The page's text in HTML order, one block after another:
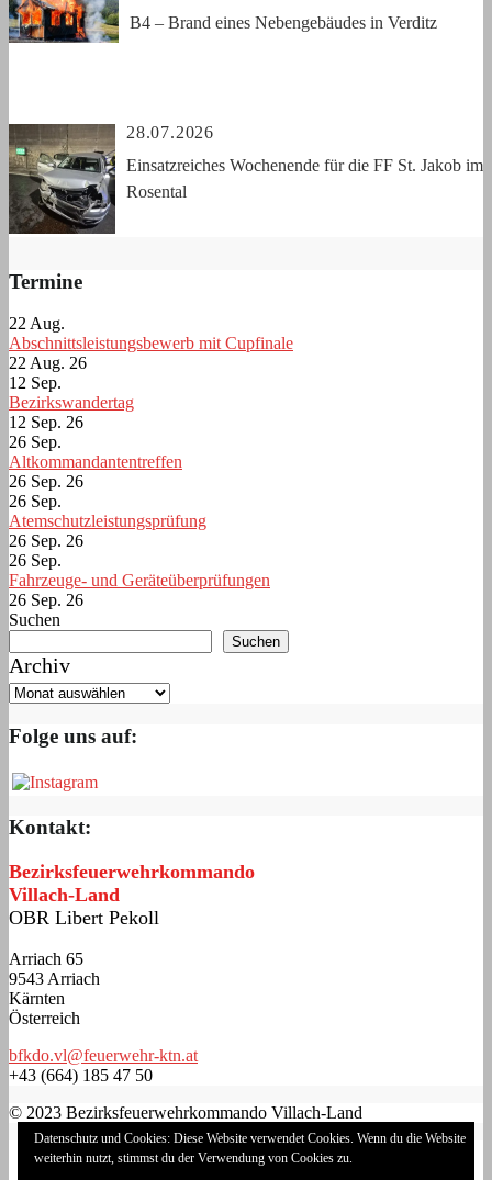
B4 – Brand eines Nebengebäudes in Verditz
28.07.2026
Einsatzreiches Wochenende für die FF St. Jakob im
Rosental
Termine
22 Aug.
Abschnittsleistungsbewerb mit Cupfinale
22 Aug. 26
12 Sep.
Bezirkswandertag
12 Sep. 26
26 Sep.
Altkommandantentreffen
26 Sep. 26
26 Sep.
Atemschutzleistungsprüfung
26 Sep. 26
26 Sep.
Fahrzeuge- und Geräteüberprüfungen
26 Sep. 26
Suchen
Suchen
Archiv
Folge uns auf:
Kontakt:
Bezirksfeuerwehrkommando
Villach-Land
OBR Libert Pekoll
Arriach 65
9543 Arriach
Kärnten
Österreich
bfkdo.vl@feuerwehr-ktn.at
+43 (664) 185 47 50
© 2023 Bezirksfeuerwehrkommando Villach-Land
Impressum
Datenschutzerklärung
Datenschutz und Cookies: Diese Website verwendet Cookies. Wenn du die Website
weiterhin nutzt, stimmst du der Verwendung von Cookies zu.